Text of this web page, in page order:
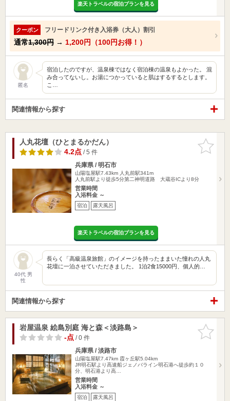
楽天トラベルの宿泊プランを見る
クーポン フリードリンク付き入浴券（大人）割引
通常1,300円 → 1,200円（100円お得！）
匿名
宿泊したのですが、温泉棟ではなく宿泊棟の温泉もよかった。 混
み合ってないし。お湯につかっていると肌はするするとします。
こ…
関連情報から探す
お気に入
りに追加
人丸花壇（ひとまるかだん）
4.2点/ 5 件
兵庫県 / 明石市
山陽塩屋駅7.43km 人丸前駅341m
人丸前駅より徒歩5分第二神明道路 大蔵谷ICより8分
営業時間
入浴料金 ～
宿泊 露天風呂
楽天トラベルの宿泊プランを見る
40代 男
性
長らく「高級温泉旅館」のイメージを持ったままいた憧れの人丸
花壇に一泊させていただきました。 1泊2食15000円、個人的…
関連情報から探す
お気に入
りに追加
岩屋温泉 絵島別庭 海と森＜淡路島＞
-点/ 0 件
兵庫県 / 淡路市
山陽塩屋駅7.47km 霞ヶ丘駅5.04km
JR明石駅より高速船ジェノバライン明石港へ徒歩約１０
分、明石港より高…
営業時間
入浴料金 ～
宿泊 露天風呂